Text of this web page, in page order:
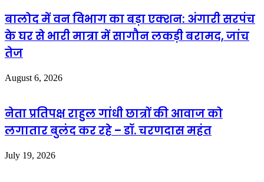
बालोद में वन विभाग का बड़ा एक्शन: अंगारी सरपंच
के घर से भारी मात्रा में सागौन लकड़ी बरामद, जांच
तेज
August 6, 2026
नेता प्रतिपक्ष राहुल गांधी छात्रों की आवाज को
लगातार बुलंद कर रहे – डॉ. चरणदास महंत
July 19, 2026